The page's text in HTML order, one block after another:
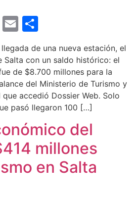
Twitter
Email
de una nueva estación, el
Salta con un saldo histórico: el
de $8.700 millones para la
del Ministerio de Turismo y
accedió Dossier Web. Solo
pasó llegaron 100 […]
del
millones
en Salta